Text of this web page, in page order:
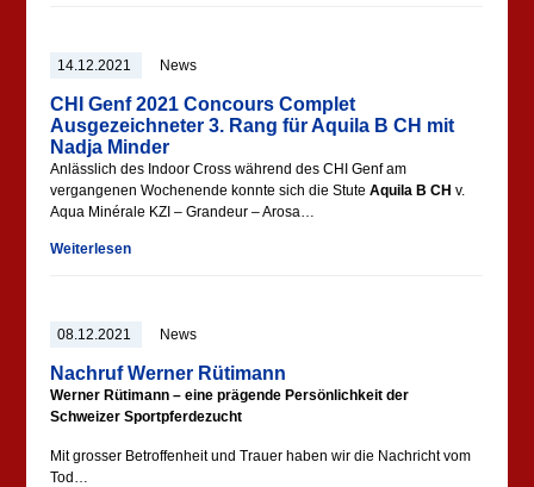
14.12.2021 News
CHI Genf 2021 Concours Complet
Ausgezeichneter 3. Rang für Aquila B CH mit
Nadja Minder
Anlässlich des Indoor Cross während des CHI Genf am
vergangenen Wochenende konnte sich die StuteAquila B CH v.
Aqua Minérale KZI – Grandeur – Arosa…
Weiterlesen
08.12.2021 News
Nachruf Werner Rütimann
Werner Rütimann – eine prägende Persönlichkeit der
Schweizer Sportpferdezucht
Mit grosser Betroffenheit und Trauer haben wir die Nachricht vom
Tod…